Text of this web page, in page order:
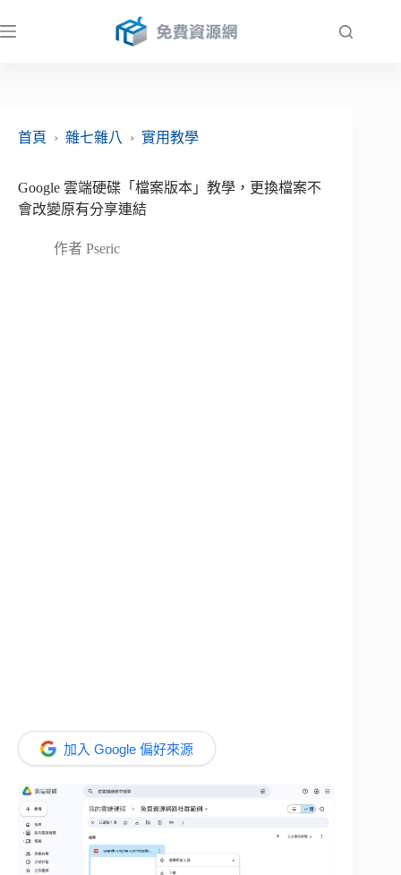
至
首頁
› 雜七雜八 › 實用教學
Google 雲端硬碟「檔案版本」教學，更換檔案不
會改變原有分享連結
作者 Pseric
加入 Google 偏好來源